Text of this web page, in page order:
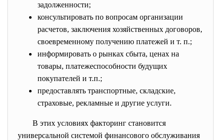
задолженности;
консультировать по вопросам организации
расчетов, заключения хозяйственных договоров,
своевременному получению платежей и т. п.;
информировать о рынках сбыта, ценах на
товары, платежеспособности будущих
покупателей и т.п.;
предоставлять транспортные, складские,
страховые, рекламные и другие услуги.
В этих условиях факторинг становится
универсальной системой финансового обслуживания